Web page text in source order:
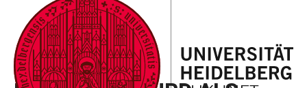
LINKS
ZUR
BARRIEREFREIHEIT
ZUM
HAUPTINHALT
HAUPTNAVIGATION
ÖFFNEN
WEBSEITENSUCHE
ÖFFNEN
UNIVERSITÄT